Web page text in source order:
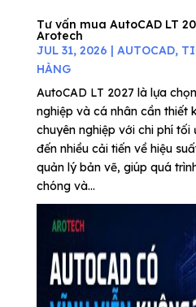
Tư vấn mua AutoCAD LT
Arotech
JUL 31, 2026 | AUTOCAD,
HÀNG
AutoCAD LT 2027 là lựa
nghiệp và cá nhân cần thiết
chuyên nghiệp với chi phí tối
đến nhiều cải tiến về hiệu
quản lý bản vẽ, giúp quá
chóng và...